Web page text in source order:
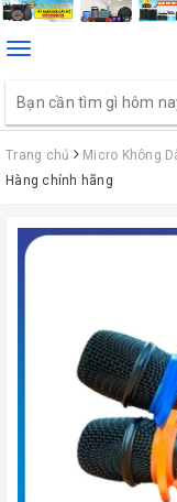
Toggle
Trang chủ Micro Không
Hàng chính hãng